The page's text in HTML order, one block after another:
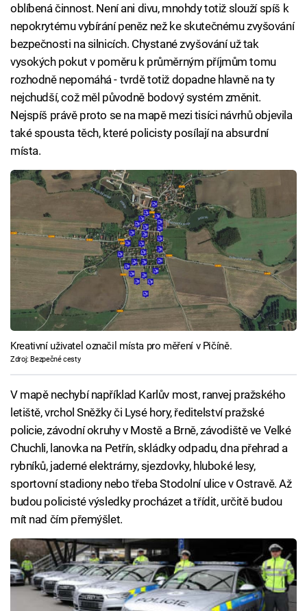
oblíbená činnost. Není ani divu, mnohdy totiž slouží spíš k
nepokrytému vybírání peněz než ke skutečnému zvyšování
bezpečnosti na silnicích. Chystané zvyšování už tak
vysokých pokut v poměru k průměrným příjmům tomu
rozhodně nepomáhá - tvrdě totiž dopadne hlavně na ty
nejchudší, což měl původně bodový systém změnit.
Nejspíš právě proto se na mapě mezi tisíci návrhů objevila
také spousta těch, které policisty posílají na absurdní
místa.
Kreativní uživatel označil místa pro měření v Pičíně.
Zdroj: Bezpečné cesty
V mapě nechybí například Karlův most, ranvej pražského
letiště, vrchol Sněžky či Lysé hory, ředitelství pražské
policie, závodní okruhy v Mostě a Brně, závodiště ve Velké
Chuchli, lanovka na Petřín, skládky odpadu, dna přehrad a
rybníků, jaderné elektrárny, sjezdovky, hluboké lesy,
sportovní stadiony nebo třeba Stodolní ulice v Ostravě. Až
budou policisté výsledky procházet a třídit, určitě budou
mít nad čím přemýšlet.